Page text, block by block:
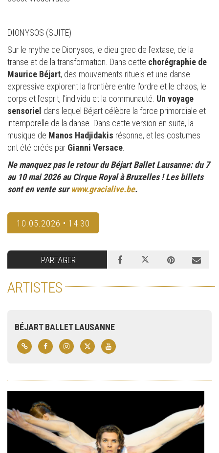
DIONYSOS (SUITE)
Sur le mythe de Dionysos, le dieu grec de l'extase, de la
transe et de la transformation. Dans cette chorégraphie de
Maurice Béjart, des mouvements rituels et une danse
expressive explorent la frontière entre l'ordre et le chaos, le
corps et l'esprit, l'individu et la communauté. Un voyage
sensoriel dans lequel Béjart célèbre la force primordiale et
intemporelle de la danse. Dans cette version en suite, la
musique de Manos Hadjidakis résonne, et les costumes
ont été créés par Gianni Versace.
Ne manquez pas le retour du Béjart Ballet Lausanne: du 7
au 10 mai 2026 au Cirque Royal à Bruxelles ! Les billets
sont en vente surwww.gracialive.be.
10.05.2026 • 14:30
PARTAGER
ARTISTES
BÉJART BALLET LAUSANNE